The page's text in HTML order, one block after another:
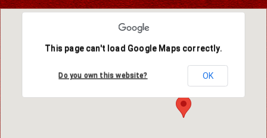
This page can't load Google Maps correctly.
Do you own this website? OK